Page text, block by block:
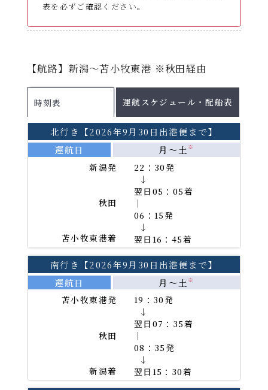
表を必ずご確認ください。
各運航日の船舶名はこちらをご確認ください。
PDF
2026年9月 PDF
2026年10月 PDF
2026年11月 PDF
PDFファイルをご覧になる
には、Adobe(R)Reader(TM)が必要です。
【航路】新潟～苫小牧東港 ※秋田経由
時刻表
北行き【2026年9月30日出港便まで】
運航日
月～土 ※
新潟発
秋田
苫小牧東港着
22：30発
→
翌日05：05着
｜
06：15発
→
翌日16：45着
南行き【2026年9月30日出港便まで】
運航日
月～土 ※
苫小牧東港発
秋田
新潟着
19：30発
→
翌日07：35着
｜
08：35発
→
翌日15：30着
運航スケジュール・配船表